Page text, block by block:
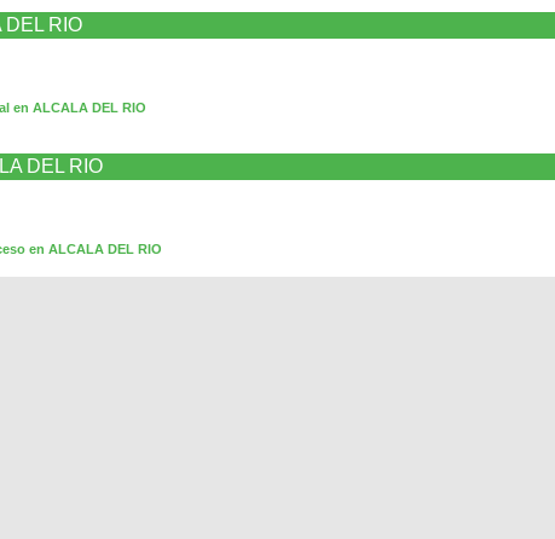
DEL RIO
en ALCALA DEL RIO
DEL RIO
en ALCALA DEL RIO